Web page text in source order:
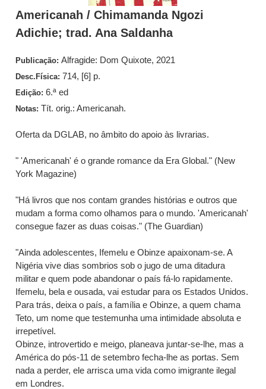
Americanah / Chimamanda Ngozi
Adichie; trad. Ana Saldanha
Publicação:Alfragide: Dom Quixote, 2021
Desc.Física: 714, [6] p.
Edição:6.ª ed
Notas: Tít. orig.: Americanah.
Oferta da DGLAB, no âmbito do apoio às livrarias.
" 'Americanah' é o grande romance da Era Global." (New
York Magazine)
"Há livros que nos contam grandes histórias e outros que
mudam a forma como olhamos para o mundo. 'Americanah'
consegue fazer as duas coisas." (The Guardian)
"Ainda adolescentes, Ifemelu e Obinze apaixonam-se. A
Nigéria vive dias sombrios sob o jugo de uma ditadura
militar e quem pode abandonar o país fá-lo rapidamente.
Ifemelu, bela e ousada, vai estudar para os Estados Unidos.
Para trás, deixa o país, a família e Obinze, a quem chama
Teto, um nome que testemunha uma intimidade absoluta e
irrepetível.
Obinze, introvertido e meigo, planeava juntar-se-lhe, mas a
América do pós-11 de setembro fecha-lhe as portas. Sem
nada a perder, ele arrisca uma vida como imigrante ilegal
em Londres.